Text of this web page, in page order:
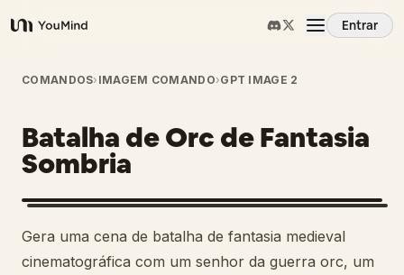
YouMind
Entrar
Visão Geral
Casos de Uso
Habilidades
Prompts
COMANDOS› IMAGEM COMANDO›GPT IMAGE 2
Batalha de Orc de Fantasia
Sombria
Gera uma cena de batalha de fantasia medieval
cinematográfica com um senhor da guerra orc, um